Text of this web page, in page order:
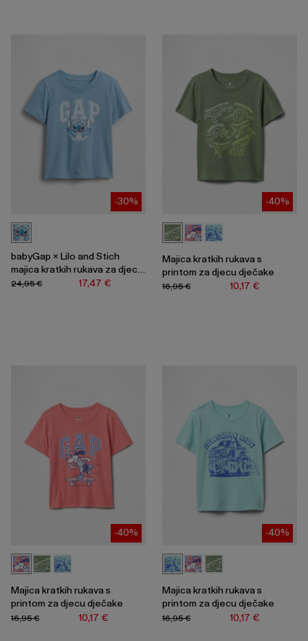
-30%
babyGap × Lilo and Stich
majica kratkih rukava za djecu
dječake
17,47 €
24,95 €
-40%
Majica kratkih rukava s
printom za djecu dječake
10,17 €
16,95 €
-40%
Majica kratkih rukava s
printom za djecu dječake
10,17 €
16,95 €
-40%
Majica kratkih rukava s
printom za djecu dječake
10,17 €
16,95 €